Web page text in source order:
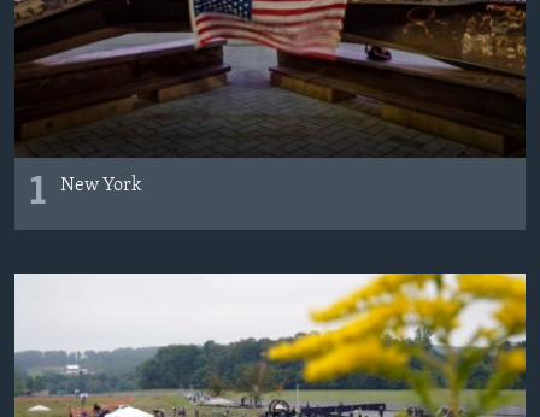
Diller
1 New York